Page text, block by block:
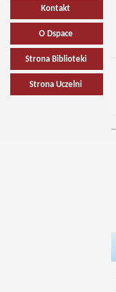
Kontakt
O Dspace
Strona Biblioteki
Strona Uczelni